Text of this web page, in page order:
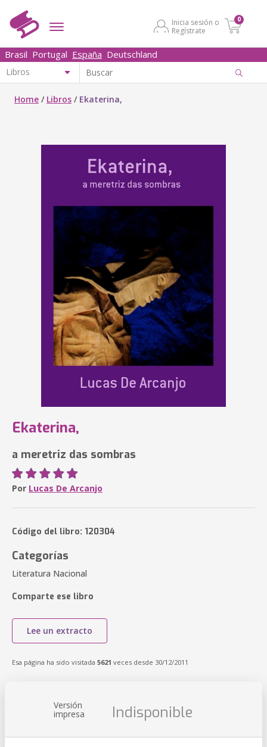
Inicia sesión o
Regístrate
0
Brasil Portugal España Deutschland
Home / Libros / Ekaterina,
Ekaterina,
a meretriz das sombras
Por Lucas De Arcanjo
Código del libro: 120304
Categorías
Literatura Nacional
Comparte ese libro
Lee un extracto
Esa página ha sido visitada 5621 veces desde 30/12/2011
Versión
impresa Indisponible